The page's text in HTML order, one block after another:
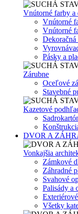
Vnútorné farby a
Vnútorné
Vnútorné
Pásky a
Zárubne
Oceľové
Stavebné
Kazetové
DVOR A
Vonkajšia
Zámkové
Záhradné
Svahové
Palisády a
Všetky